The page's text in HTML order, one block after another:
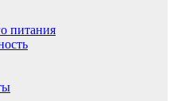
питания